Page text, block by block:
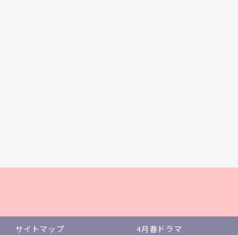
サイトマップ 4月春ドラマ